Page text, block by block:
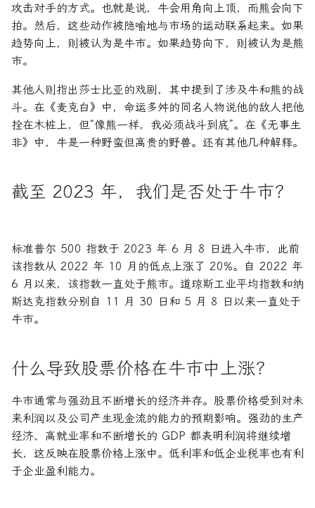
攻击对手的方式。也就是说，牛会用角向上顶，而熊会向下
拍。然后，这些动作被隐喻地与市场的运动联系起来。如果
趋势向上，则被认为是牛市。如果趋势向下，则被认为是熊
市。
其他人则指出莎士比亚的戏剧，其中提到了涉及牛和熊的战
斗。在《麦克白》中，命运多舛的同名人物说他的敌人把他
拴在木桩上，但“像熊一样，我必须战斗到底”。在《无事生
非》中，牛是一种野蛮但高贵的野兽。还有其他几种解释。
截至 2023 年，我们是否处于牛市？
标准普尔 500 指数于 2023 年 6 月 8 日进入牛市，此前
该指数从 2022 年 10 月的低点上涨了 20%。自 2022 年
6 月以来，该指数一直处于熊市。道琼斯工业平均指数和纳
斯达克指数分别自 11 月 30 日和 5 月 8 日以来一直处于
牛市。
什么导致股票价格在牛市中上涨？
牛市通常与强劲且不断增长的经济并存。股票价格受到对未
来利润以及公司产生现金流的能力的预期影响。强劲的生产
经济、高就业率和不断增长的 GDP 都表明利润将继续增
长，这反映在股票价格上涨中。低利率和低企业税率也有利
于企业盈利能力。